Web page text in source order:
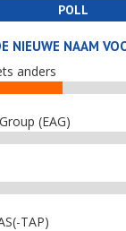
POLL
NIEUWE NAAM
anders
(EAG)
TAP)